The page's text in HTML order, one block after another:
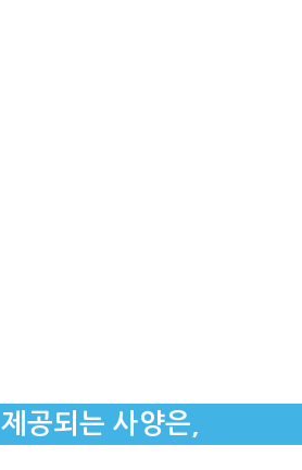
제공되는 사양은,